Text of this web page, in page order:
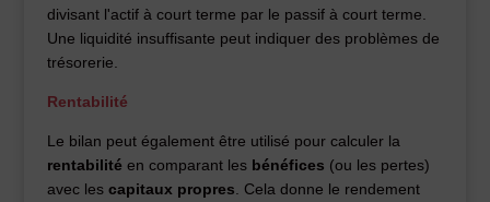
divisant l'actif à court terme par le passif à court terme.
Une liquidité insuffisante peut indiquer des problèmes de
trésorerie.
Rentabilité
Le bilan peut également être utilisé pour calculer la
rentabilité en comparant les bénéfices (ou les pertes)
avec les capitaux propres . Cela donne le rendement